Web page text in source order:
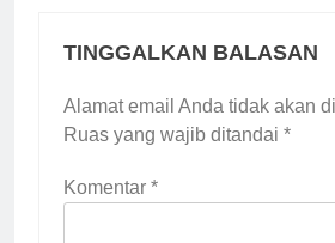
TINGGALKAN BALASAN
Alamat email Anda tidak akan
Ruas yang wajib ditandai *
Komentar *